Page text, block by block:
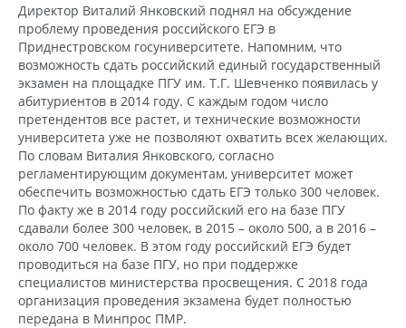
Директор Виталий Янковский поднял на обсуждение
проблему проведения российского ЕГЭ в
Приднестровском госуниверситете. Напомним, что
возможность сдать российский единый государственный
экзамен на площадке ПГУ им. Т.Г. Шевченко появилась у
абитуриентов в 2014 году. С каждым годом число
претендентов все растет, и технические возможности
университета уже не позволяют охватить всех желающих.
По словам Виталия Янковского, согласно
регламентирующим документам, университет может
обеспечить возможностью сдать ЕГЭ только 300 человек.
По факту же в 2014 году российский его на базе ПГУ
сдавали более 300 человек, в 2015 – около 500, а в 2016 –
около 700 человек. В этом году российский ЕГЭ будет
проводиться на базе ПГУ, но при поддержке
специалистов министерства просвещения. С 2018 года
организация проведения экзамена будет полностью
передана в Минпрос ПМР.